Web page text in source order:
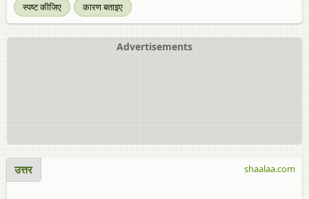
स्पष्ट कीजिए कारण बताइए
Advertisements
उत्तर shaalaa.com